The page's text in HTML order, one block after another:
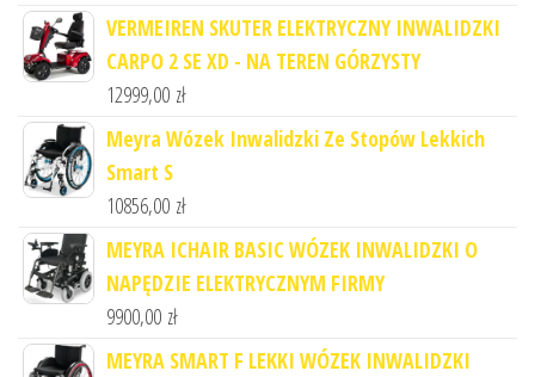
VERMEIREN SKUTER ELEKTRYCZNY INWALIDZKI
CARPO 2 SE XD - NA TEREN GÓRZYSTY
12999,00 zł
Meyra Wózek Inwalidzki Ze Stopów Lekkich
Smart S
10856,00 zł
MEYRA ICHAIR BASIC WÓZEK INWALIDZKI O
NAPĘDZIE ELEKTRYCZNYM FIRMY
9900,00 zł
MEYRA SMART F LEKKI WÓZEK INWALIDZKI